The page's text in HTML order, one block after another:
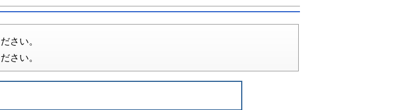
さい。
さい。